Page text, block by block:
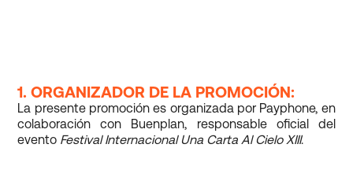
1. ORGANIZADOR DE LA PROMOCIÓN:
La presente promoción es organizada por Payphone, en
colaboración con Buenplan, responsable oficial del
evento Festival Internacional Una Carta Al Cielo XIII.